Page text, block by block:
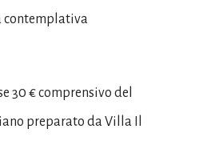
contemplativa
30 € comprensivo del
preparato da Villa Il